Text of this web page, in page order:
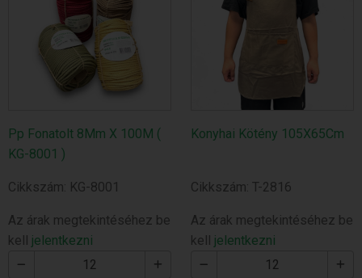
Pp Fonatolt 8Mm X 100M (
KG-8001 )
Cikkszám: KG-8001
Az árak megtekintéséhez be
kell jelentkezni
Konyhai Kötény 105X65Cm
Cikkszám: T-2816
Az árak megtekintéséhez be
kell jelentkezni